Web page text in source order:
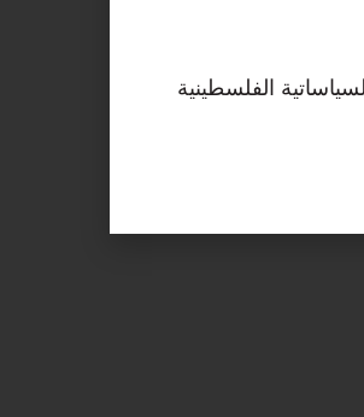
الفلسطينية